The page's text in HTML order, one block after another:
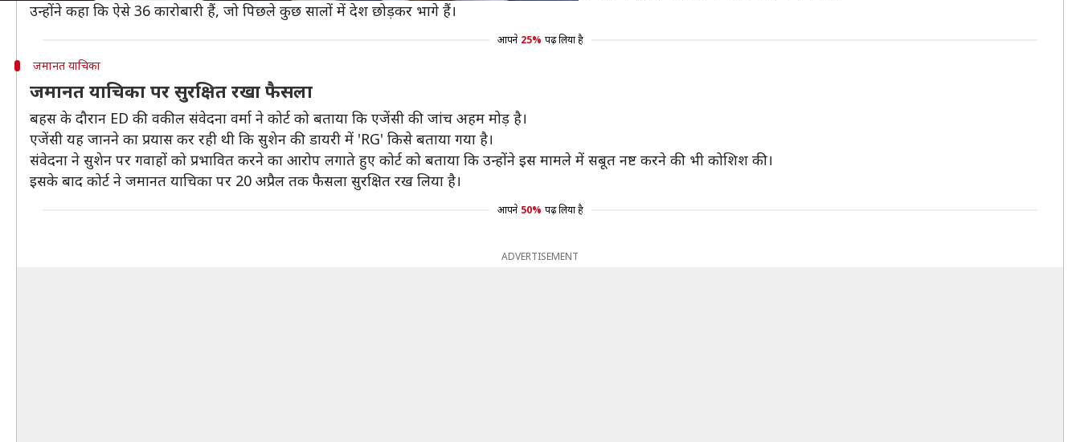
उन्होंने कहा कि ऐसे 36 कारोबारी हैं, जो पिछले कुछ सालों में देश छोड़कर भागे हैं।
आपने 25% पढ़ लिया है
जमानत याचिका
जमानत याचिका पर सुरक्षित रखा फैसला
बहस के दौरान ED की वकील संवेदना वर्मा ने कोर्ट को बताया कि एजेंसी की जांच अहम मोड़ है।
एजेंसी यह जानने का प्रयास कर रही थी कि सुशेन की डायरी में 'RG' किसे बताया गया है।
संवेदना ने सुशेन पर गवाहों को प्रभावित करने का आरोप लगाते हुए कोर्ट को बताया कि उन्होंने इस मामले में सबूत नष्ट करने की भी कोशिश की।
इसके बाद कोर्ट ने जमानत याचिका पर 20 अप्रैल तक फैसला सुरक्षित रख लिया है।
आपने 50% पढ़ लिया है
ADVERTISEMENT